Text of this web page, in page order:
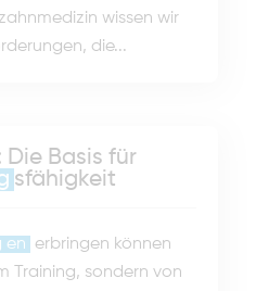
wissen wir
die...
Basis für
sfähigkeit
en
erbringen können
Training, sondern von